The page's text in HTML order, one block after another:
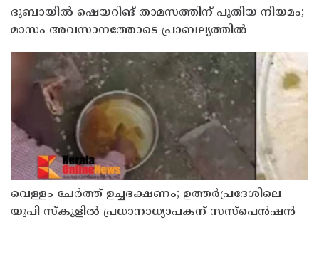
ദുബായില്‍ ഷെയറിങ് താമസത്തിന് പുതിയ നിയമം;
മാസം അവസാനത്തോടെ പ്രാബല്യത്തില്‍
വെള്ളം ചേര്‍ത്ത് ഉച്ചഭക്ഷണം; ഉത്തര്‍പ്രദേശിലെ
യുപി സ്‌കൂളില്‍ പ്രധാനാധ്യാപകന് സസ്‌പെന്‍ഷന്‍